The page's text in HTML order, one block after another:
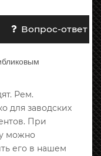
Вопрос-ответ 0
Рем.
для заводских
При
можно
его в нашем